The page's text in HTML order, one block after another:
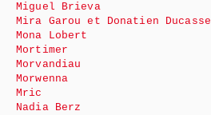
Miguel Brieva
Mira Garou et Donatien Ducasse
Mona Lobert
Mortimer
Morvandiau
Morwenna
Mric
Nadia Berz